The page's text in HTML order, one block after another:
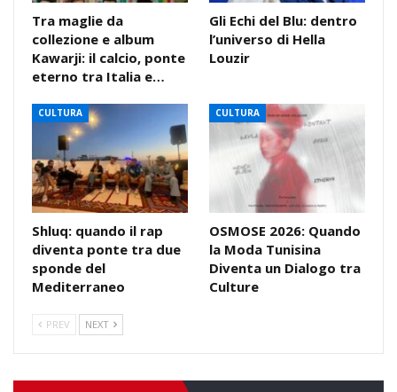
Tra maglie da
collezione e album
Kawarji: il calcio, ponte
eterno tra Italia e…
Gli Echi del Blu: dentro
l’universo di Hella
Louzir
CULTURA
Shluq: quando il rap
diventa ponte tra due
sponde del
Mediterraneo
CULTURA
OSMOSE 2026: Quando
la Moda Tunisina
Diventa un Dialogo tra
Culture
PREV NEXT